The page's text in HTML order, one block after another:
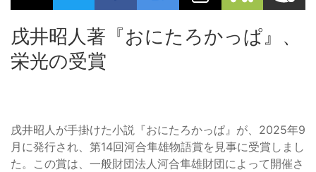
戌井昭人著『おにたろかっぱ』、
栄光の受賞
戌井昭人が手掛けた小説『おにたろかっぱ』が、2025年9
月に発行され、第14回河合隼雄物語賞を見事に受賞しまし
た。この賞は、一般財団法人河合隼雄財団によって開催さ